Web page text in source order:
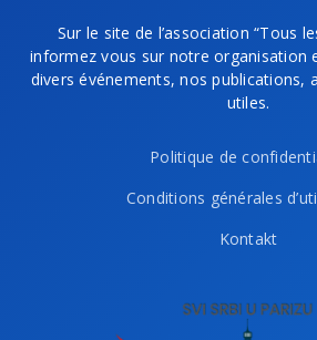
Sur le site de l’association “Tous
informez vous sur notre organisation
divers événements, nos publications,
utiles.
Politique de
Conditions générales
Kontakt